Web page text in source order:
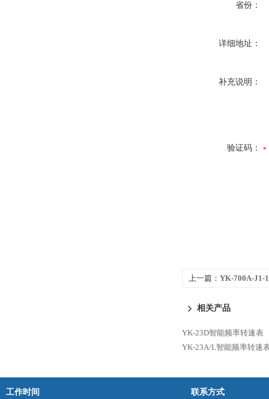
省份：
详细地址：
补充说明：
验证码：
上一篇： YK-700A-J1-
相关产品
YK-23D智能频率转速表
YK-23A/L智能频率转速
工作时间 联系方式